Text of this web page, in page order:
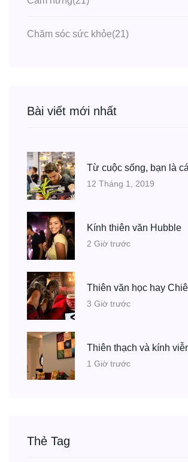
Chăm sóc sức khỏe(21)
Bài viết mới nhất
Từ cuộc sống, bạn là
12 Tháng 1, 2019
Kính thiên văn Hubble
2 Giờ trước
Thiên văn học hay
3 Giờ trước
Thiên thạch và kính
1 Giờ trước
Thẻ Tag